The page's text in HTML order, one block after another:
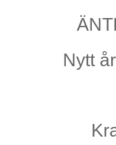
Nytt